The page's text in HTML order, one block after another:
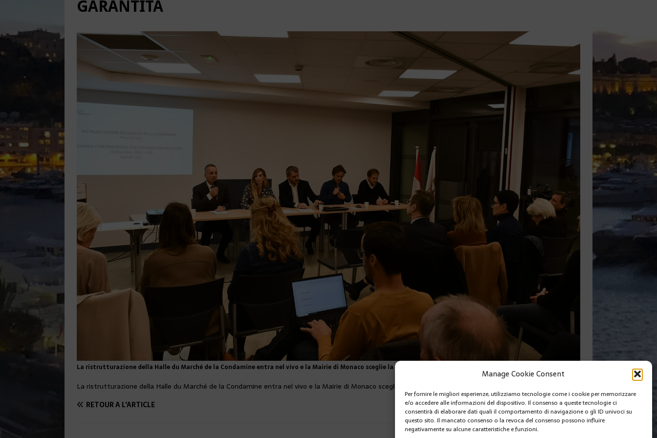
Manage Cookie Consent
Per fornire le migliori esperienze, utilizziamo tecnologie come i cookie per memorizzare
e/o accedere alle informazioni del dispositivo. Il consenso a queste tecnologie ci
consentirà di elaborare dati quali il comportamento di navigazione o gli ID univoci su
questo sito. Il mancato consenso o la revoca del consenso possono influire
negativamente su alcune caratteristiche e funzioni.
GARANTITA
La ristrutturazione della Halle du Marché de la Condamine entra nel vivo e la Mairie di Monaco sceglie la strada della trasparenza e della concertazione.
La ristrutturazione della Halle du Marché de la Condamine entra nel vivo e la Mairie di Monaco sceglie la strada della trasparenza e della concertazione.
RETOUR À L'ARTICLE